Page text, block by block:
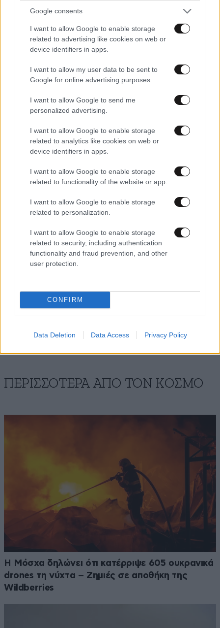
Google consents
I want to allow Google to enable storage
related to advertising like cookies on web or
device identifiers in apps.
I want to allow my user data to be sent to
Google for online advertising purposes.
I want to allow Google to send me
personalized advertising.
I want to allow Google to enable storage
related to analytics like cookies on web or
device identifiers in apps.
I want to allow Google to enable storage
related to functionality of the website or app.
I want to allow Google to enable storage
related to personalization.
I want to allow Google to enable storage
related to security, including authentication
functionality and fraud prevention, and other
user protection.
CONFIRM
Data Deletion Data Access Privacy Policy
Μερτς από Σύνοδο ΝΑΤΟ: Θα
αμυντικές δαπάνες ταχύτερα από
ό,τι είχε προγραμματιστεί
αμυντικές δαπάνες: «Εμείς θα
καθορίσουμε τους χρόνους, τους
μας»
ΠΕΡΙΣΣΟΤΕΡΑ ΑΠΟ ΤΟΝ ΚΟΣΜΟ
Η Μόσχα δηλώνει ότι κατέρριψε 605 ουκρανικά
drones τη νύχτα – Zημιές σε αποθήκη της
Wildberries